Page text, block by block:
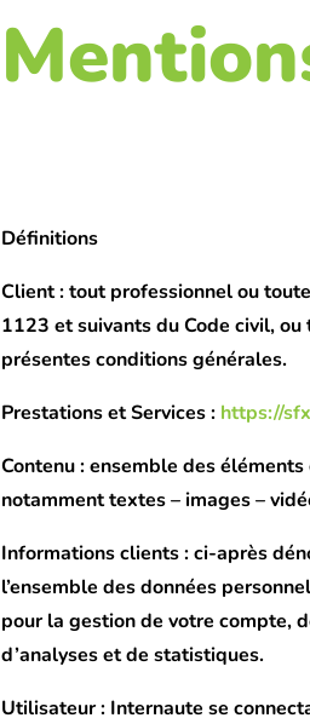
Définitions
Client :tout professionnel ou
1123 et suivants du Code civil,
présentes conditions générales.
Prestations et Services : https://
Contenu :ensemble des
notamment textes – images –
Informations clients :ci-après
l’ensemble des données
pour la gestion de votre compte,
d’analyses et de statistiques.
Utilisateur : Internaute se